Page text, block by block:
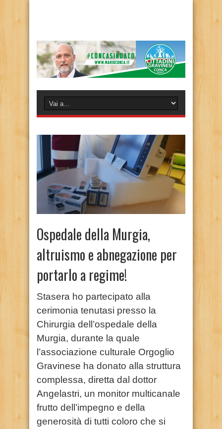
Ospedale della Murgia,
altruismo e abnegazione per
portarlo a regime!
Stasera ho partecipato alla
cerimonia tenutasi presso la
Chirurgia dell’ospedale della
Murgia, durante la quale
l’associazione culturale Orgoglio
Gravinese ha donato alla struttura
complessa, diretta dal dottor
Angelastri, un monitor multicanale
frutto dell’impegno e della
generosità di tutti coloro che si